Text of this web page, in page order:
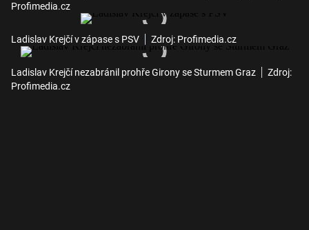
Profimedia.cz
Ladislav Krejčí v zápase s PSV Zdroj: Profimedia.cz
Ladislav Krejčí nezabránil prohře Girony se Sturmem Graz
Zdroj:
Profimedia.cz